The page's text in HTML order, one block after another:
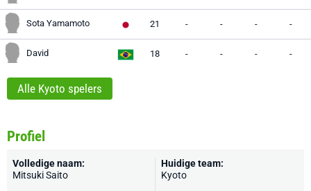
Sota Yamamoto 21 - - - -
David 18 - - - -
Alle Kyoto spelers
Profiel
Volledige naam:
Mitsuki Saito
Huidige team:
Kyoto